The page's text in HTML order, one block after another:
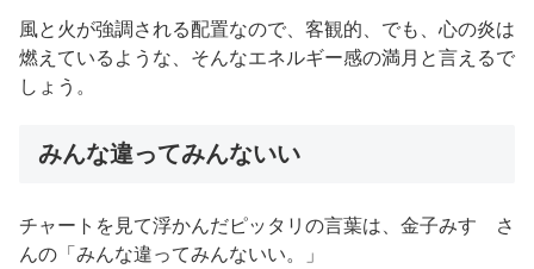
風と火が強調される配置なので、客観的、でも、心の炎は
燃えているような、そんなエネルギー感の満月と言えるで
しょう。
みんな違ってみんないい
チャートを見て浮かんだピッタリの言葉は、金子みすゞさ
んの「みんな違ってみんないい。」